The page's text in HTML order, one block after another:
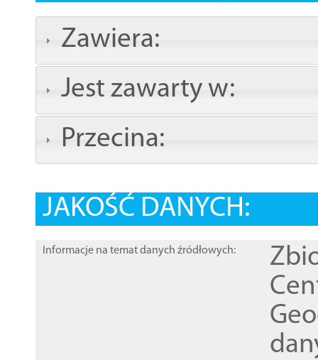
Zawiera:
Jest zawarty w:
Przecina:
JAKOŚĆ DANYCH:
Informacje na temat danych źródłowych: